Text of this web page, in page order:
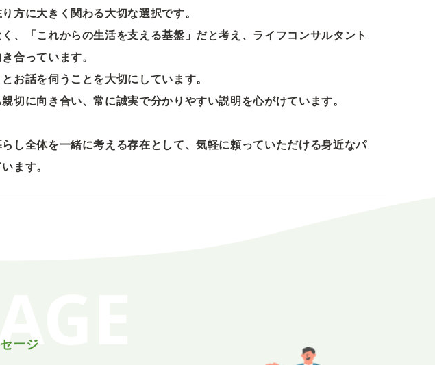
方に大きく関わる大切な選択です。
、「これからの生活を支える基盤」だと考え、ライフコンサルタント
合っています。
お話を伺うことを大切にしています。
切に向き合い、常に誠実で分かりやすい説明を心がけています。
し全体を一緒に考える存在として、気軽に頼っていただける身近なパ
ます。
ージ